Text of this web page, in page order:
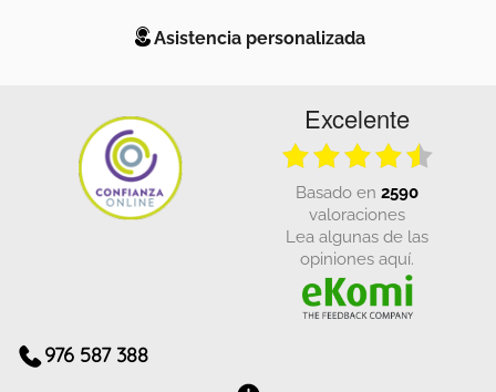
Asistencia personalizada
Excelente
basado en 2590
valoraciones
Lea algunas de las
opiniones aquí.
976 587 388